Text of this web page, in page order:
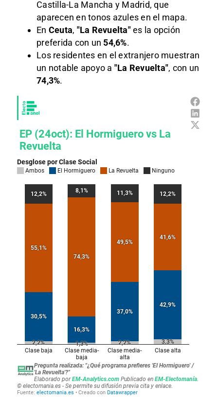
Castilla-La Mancha y Madrid, que
aparecen en tonos azules en el mapa.
En Ceuta, "La Revuelta"es la opción
preferida con un 54,6%.
Los residentes en el extranjero muestran
un notable apoyo a "La Revuelta", con un
74,3%.